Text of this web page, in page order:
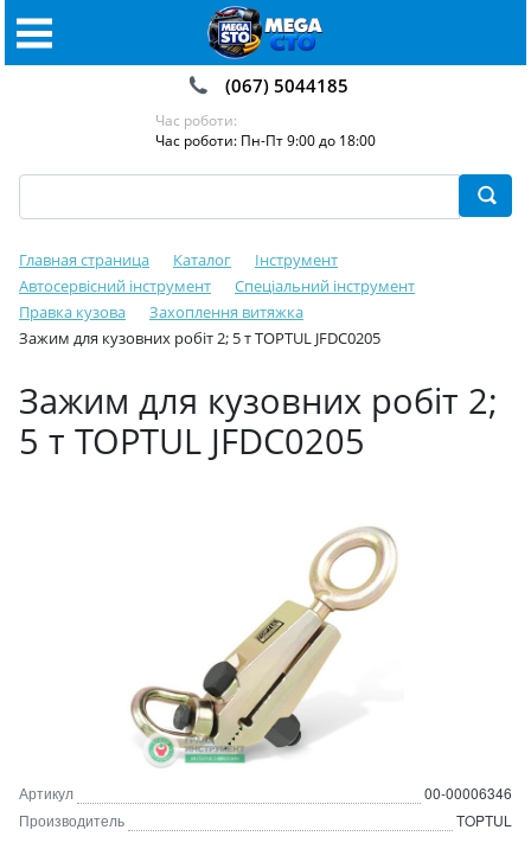
(067) 5044185
Час роботи:
Час роботи: Пн-Пт 9:00 до 18:00
Главная страница Каталог
Інструмент
Автосервісний інструмент
Спеціальний інструмент
Правка кузова
Захоплення витяжка
Зажим для кузовних робіт 2; 5 т TOPTUL JFDC0205
Зажим для кузовних робіт 2;
5 т TOPTUL JFDC0205
Артикул
00-00006346
Производитель
TOPTUL